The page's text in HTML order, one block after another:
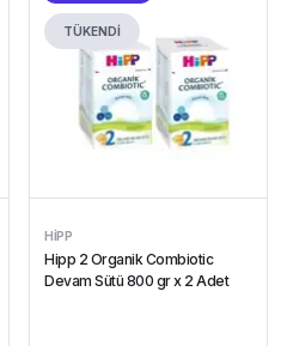
TÜKENDİ
HIPP
Hipp 2 Organik Combiotic
Devam Sütü 800 gr x 2 Adet